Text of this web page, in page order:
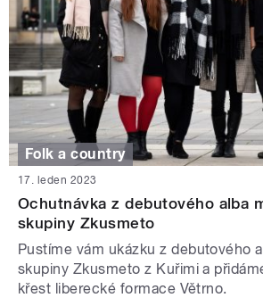
Folk a country
17. leden 2023
Ochutnávka z debutového alba
skupiny Zkusmeto
Pustíme vám ukázku z debutového
skupiny Zkusmeto z Kuřimi a
křest liberecké formace Větrno.